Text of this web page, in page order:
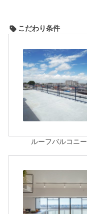
こだわり条件
ルーフバルコニー